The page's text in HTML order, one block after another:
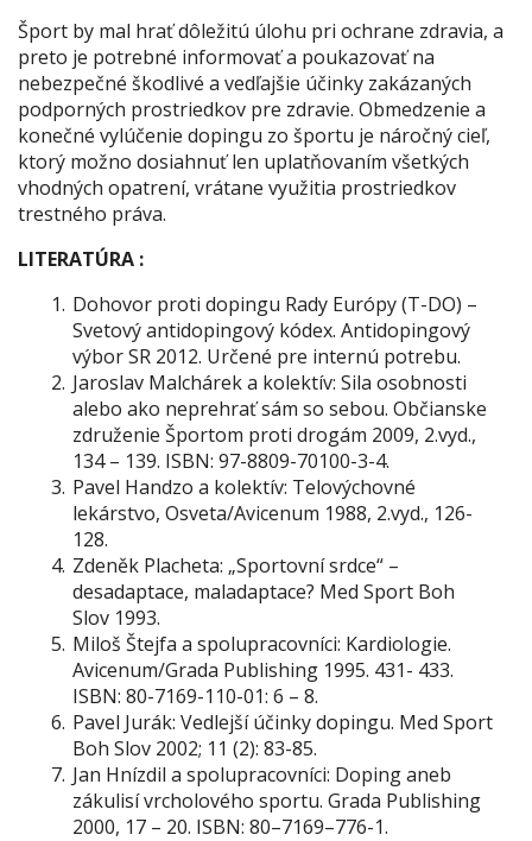
Šport by mal hrať dôležitú úlohu pri ochrane zdravia, a
preto je potrebné informovať a poukazovať na
nebezpečné škodlivé a vedľajšie účinky zakázaných
podporných prostriedkov pre zdravie. Obmedzenie a
konečné vylúčenie dopingu zo športu je náročný cieľ,
ktorý možno dosiahnuť len uplatňovaním všetkých
vhodných opatrení, vrátane využitia prostriedkov
trestného práva.
LITERATÚRA :
Dohovor proti dopingu Rady Európy (T-DO) –
Svetový antidopingový kódex. Antidopingový
výbor SR 2012. Určené pre internú potrebu.
Jaroslav Malchárek a kolektív: Sila osobnosti
alebo ako neprehrať sám so sebou. Občianske
združenie Športom proti drogám 2009, 2.vyd.,
134 – 139. ISBN: 97-8809-70100-3-4.
Pavel Handzo a kolektív: Telovýchovné
lekárstvo, Osveta/Avicenum 1988, 2.vyd., 126-
128.
Zdeněk Placheta: „Sportovní srdce“ –
desadaptace, maladaptace? Med Sport Boh
Slov 1993.
Miloš Štejfa a spolupracovníci: Kardiologie.
Avicenum/Grada Publishing 1995. 431- 433.
ISBN: 80-7169-110-01: 6 – 8.
Pavel Jurák: Vedlejší účinky dopingu. Med Sport
Boh Slov 2002; 11 (2): 83-85.
Jan Hnízdil a spolupracovníci: Doping aneb
zákulisí vrcholového sportu. Grada Publishing
2000, 17 – 20. ISBN: 80–7169–776-1.